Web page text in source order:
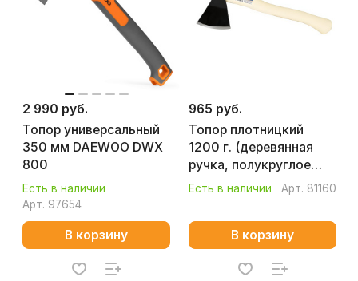
2 990 руб.
Топор универсальный
350 мм DAEWOO DWX
800
Есть в наличии
Арт. 97654
В корзину
965 руб.
Топор плотницкий
1200 г. (деревянная
ручка, полукруглое
лезвие) КОБАЛЬТ
МАСТЕР 906-654
Есть в наличии Арт. 81160
В корзину